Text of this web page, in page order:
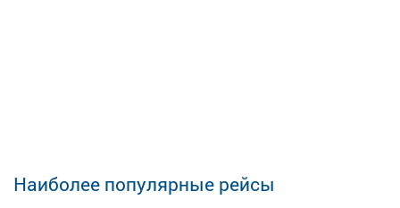
Наиболее популярные рейсы